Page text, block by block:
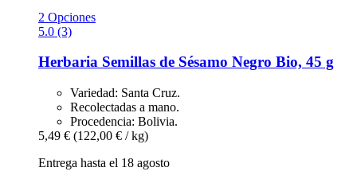
2 Opciones
5.0 (3)
Herbaria Semillas de Sésamo Negro Bio, 45 g
Variedad: Santa Cruz.
Recolectadas a mano.
Procedencia: Bolivia.
5,49 € (122,00 € / kg)
Entrega hasta el 18 agosto